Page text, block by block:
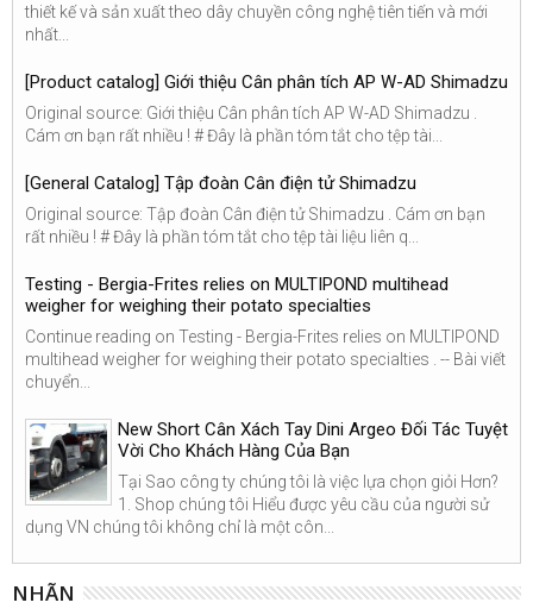
thiết kế và sản xuất theo dây chuyền công nghệ tiên tiến và mới
nhất...
[Product catalog] Giới thiệu Cân phân tích AP W-AD Shimadzu
Original source: Giới thiệu Cân phân tích AP W-AD Shimadzu .
Cám ơn bạn rất nhiều ! # Đây là phần tóm tắt cho tệp tài...
[General Catalog] Tập đoàn Cân điện tử Shimadzu
Original source: Tập đoàn Cân điện tử Shimadzu . Cám ơn bạn
rất nhiều ! # Đây là phần tóm tắt cho tệp tài liệu liên q...
Testing - Bergia-Frites relies on MULTIPOND multihead
weigher for weighing their potato specialties
Continue reading on Testing - Bergia-Frites relies on MULTIPOND
multihead weigher for weighing their potato specialties . -- Bài viết
chuyển...
New Short Cân Xách Tay Dini Argeo Đối Tác Tuyệt
Vời Cho Khách Hàng Của Bạn
Tại Sao công ty chúng tôi là việc lựa chọn giỏi Hơn?
1. Shop chúng tôi Hiểu được yêu cầu của người sử
dụng VN chúng tôi không chỉ là một côn...
NHÃN